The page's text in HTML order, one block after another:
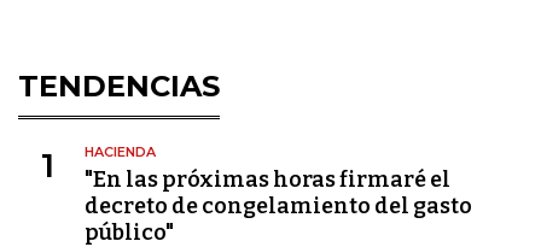
TENDENCIAS
1 HACIENDA
"En las próximas horas firmaré el
decreto de congelamiento del gasto
público"